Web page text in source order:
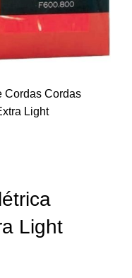
Cordas Cordas
Light
Light